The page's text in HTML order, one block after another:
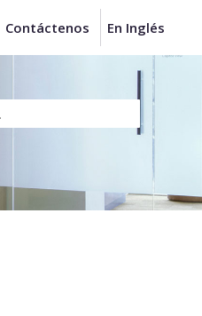
Contáctenos En Inglés